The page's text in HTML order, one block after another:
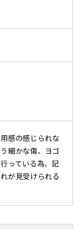
感の感じられな
細かな傷、ヨゴ
っている為、記
が見受けられる